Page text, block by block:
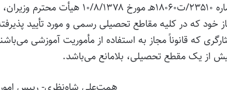
در اجرای ماده (۳) تصویب‌نامه شماره ۲۳۵۱۰/
خود که در کلیه مقاطع تحصیلی رسمی و مورد تأیید
که قانوناً مجاز به استفاده از مأموریت آموزشی
از یک مقطع تحصیلی، بلامانع می‌باشد.
همت‌علی شاه‌نظری- رییس